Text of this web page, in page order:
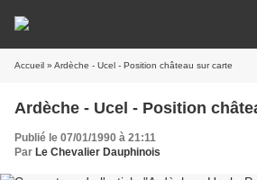
Accueil » Ardèche - Ucel - Position château sur carte
Ardèche - Ucel - Position
Publié le 07/01/1990 à 21:11
Par Le Chevalier Dauphinois